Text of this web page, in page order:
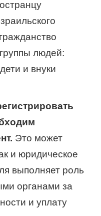
людей:
и внуки
Это может
и юридическое
выполняет роль
органами за
и уплату